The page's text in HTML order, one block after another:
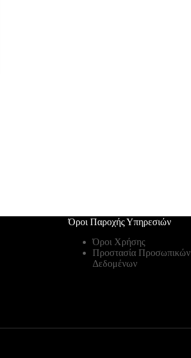
Όροι Παροχής Υπηρεσιών
Όροι Χρήσης
Προστασία Προσωπικών
Δεδομένων